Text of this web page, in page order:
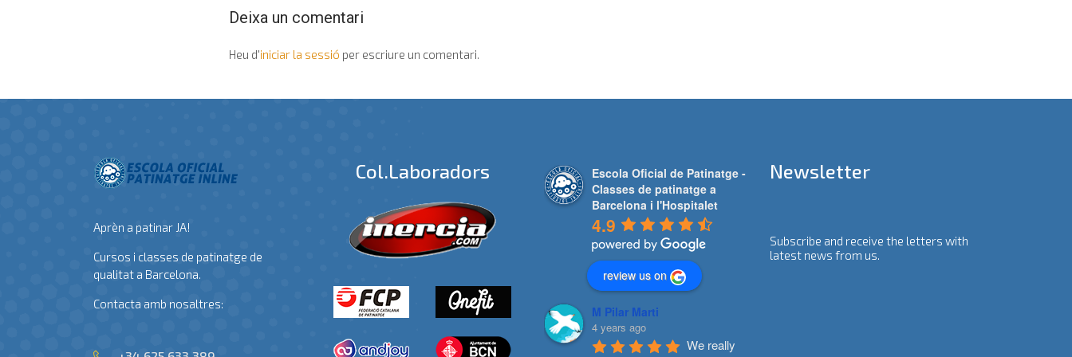
Deixa un comentari
Heu d'iniciar la sessió per escriure un comentari.
Aprèn a patinar JA!
Cursos i classes de patinatge de
qualitat a Barcelona.
Contacta amb nosaltres:
Col.laboradors
Escola Oficial de Patinatge -
Classes de patinatge a
Barcelona i l'Hospitalet
4.9
review us on
M Pilar Marti
4 years ago
We really
Newsletter
Subscribe and receive the letters with
latest news from us.